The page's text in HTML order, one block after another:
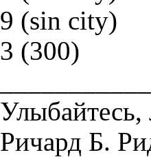
9 (sin city)
3 (300)
Ричард Б.